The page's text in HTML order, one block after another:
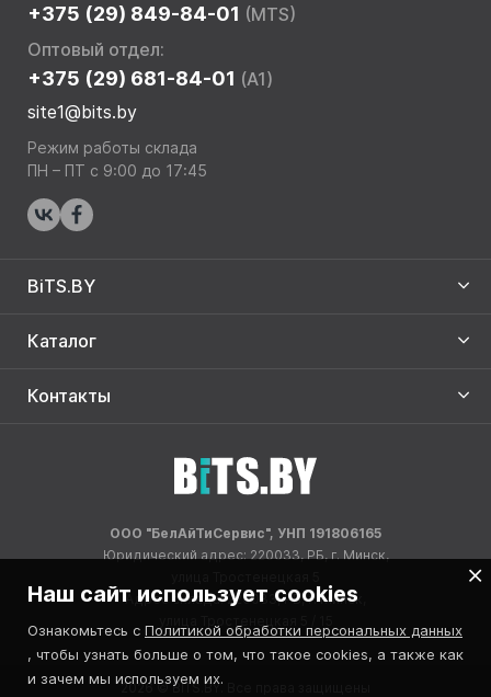
+375 (29) 849-84-01 (MTS)
Оптовый отдел:
+375 (29) 681-84-01 (A1)
site1@bits.by
Режим работы склада
ПН – ПТ с 9:00 до 17:45
BiTS.BY
Каталог
Контакты
ООО "БелАйТиСервис", УНП 191806165
Юридический адрес: 220033, РБ, г. Минск,
Адрес склада: 220033, РБ, г. Минск,
улица Тростенецкая 5 / 15
2026 © BITS.BY. Все права защищены
Наш сайт использует cookies
Ознакомьтесь с Политикой обработки персональных данных
, чтобы узнать больше о том, что такое cookies, а также как
и зачем мы используем их.